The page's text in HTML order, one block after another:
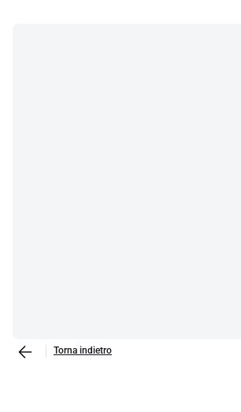
Torna indietro